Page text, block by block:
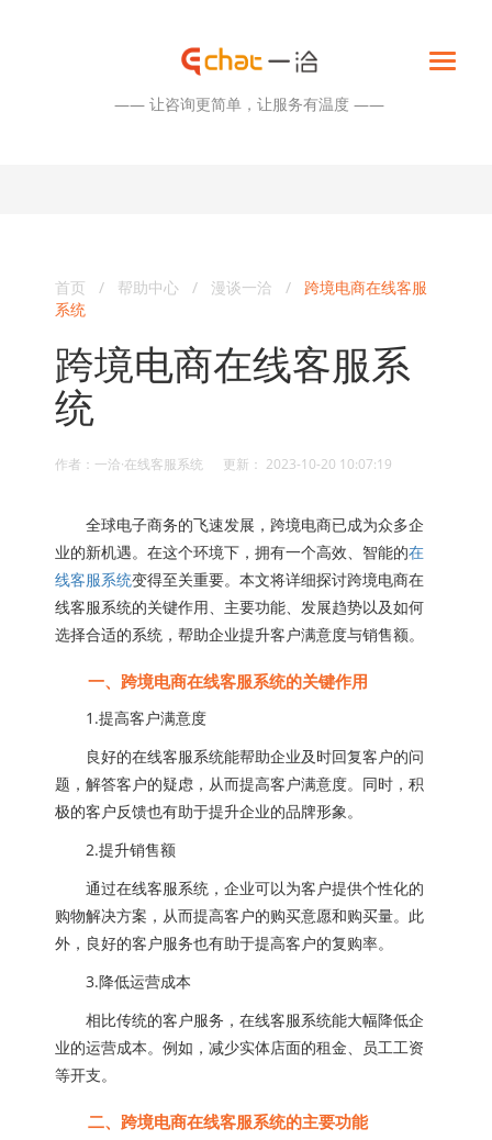
—— 让咨询更简单，让服务有温度 ——
首页 / 帮助中心 / 漫谈一洽 / 跨境电商在线客服
系统
跨境电商在线客服系
统
作者：一洽·在线客服系统 更新： 2023-10-20 10:07:19
全球电子商务的飞速发展，跨境电商已成为众多企
业的新机遇。在这个环境下，拥有一个高效、智能的在
线客服系统变得至关重要。本文将详细探讨跨境电商在
线客服系统的关键作用、主要功能、发展趋势以及如何
选择合适的系统，帮助企业提升客户满意度与销售额。
一、跨境电商在线客服系统的关键作用
1.提高客户满意度
良好的在线客服系统能帮助企业及时回复客户的问
题，解答客户的疑虑，从而提高客户满意度。同时，积
极的客户反馈也有助于提升企业的品牌形象。
2.提升销售额
通过在线客服系统，企业可以为客户提供个性化的
购物解决方案，从而提高客户的购买意愿和购买量。此
外，良好的客户服务也有助于提高客户的复购率。
3.降低运营成本
相比传统的客户服务，在线客服系统能大幅降低企
业的运营成本。例如，减少实体店面的租金、员工工资
等开支。
二、跨境电商在线客服系统的主要功能